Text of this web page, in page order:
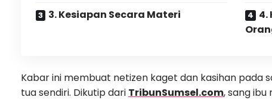
3. Kesiapan Secara Materi
4.
Kabar ini membuat netizen kaget dan kasihan pada
tua sendiri. Dikutip dari TribunSumsel.com, sang ibu